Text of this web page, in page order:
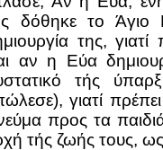
δόθηκε το Άγιο
της,
αν η Εύα
τής
γιατί
προς τα
τής ζωής τους,